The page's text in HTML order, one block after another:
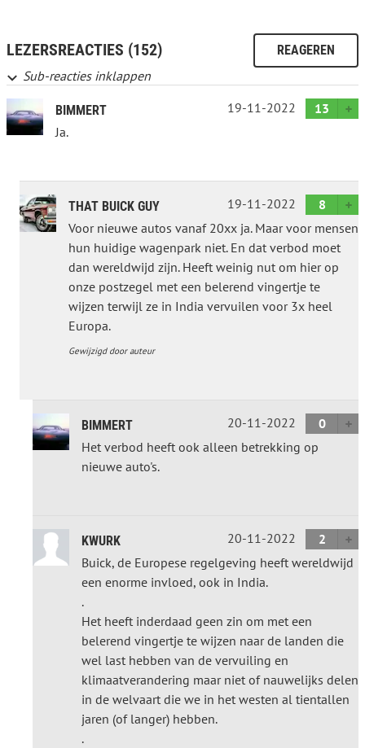
LEZERSREACTIES (152) REAGEREN
Sub-reacties inklappen
BIMMERT 19-11-2022
13
Ja.
THAT BUICK GUY 19-11-2022
8
Voor nieuwe autos vanaf 20xx ja. Maar voor mensen
hun huidige wagenpark niet. En dat verbod moet
dan wereldwijd zijn. Heeft weinig nut om hier op
onze postzegel met een belerend vingertje te
wijzen terwijl ze in India vervuilen voor 3x heel
Europa.
Gewijzigd door auteur
BIMMERT 20-11-2022
0
Het verbod heeft ook alleen betrekking op
nieuwe auto's.
KWURK 20-11-2022
2
Buick, de Europese regelgeving heeft wereldwijd
een enorme invloed, ook in India.
.
Het heeft inderdaad geen zin om met een
belerend vingertje te wijzen naar de landen die
wel last hebben van de vervuiling en
klimaatverandering maar niet of nauwelijks delen
in de welvaart die we in het westen al tientallen
jaren (of langer) hebben.
.